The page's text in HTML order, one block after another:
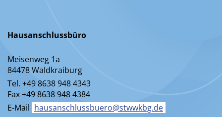
Hausanschlussbüro
Meisenweg 1a
84478 Waldkraiburg
Tel. +49 8638 948 4343
Fax +49 8638 948 4384
E-Mail hausanschlussbuero@stwwkbg.de